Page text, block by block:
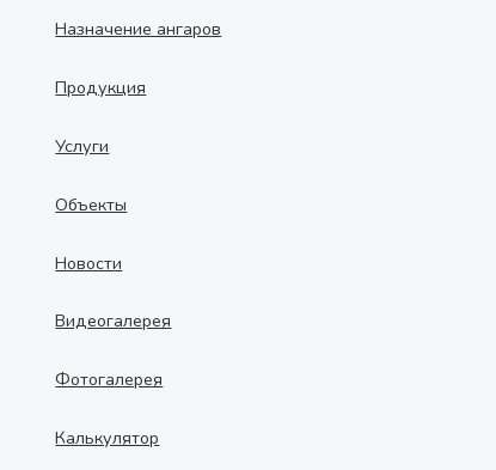
Назначение ангаров
Продукция
Услуги
Объекты
Новости
Видеогалерея
Фотогалерея
Калькулятор